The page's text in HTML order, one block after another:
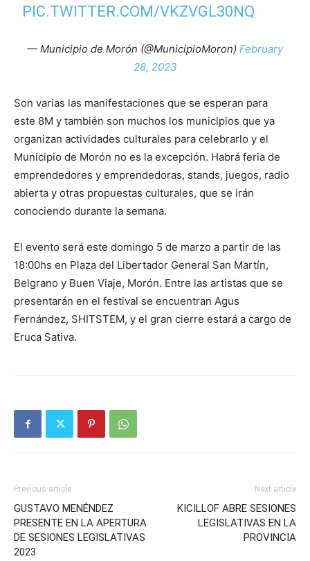
PIC.TWITTER.COM/VKZVGL30NQ
— Municipio de Morón (@MunicipioMoron) February
28, 2023
Son varias las manifestaciones que se esperan para
este 8M y también son muchos los municipios que ya
organizan actividades culturales para celebrarlo y el
Municipio de Morón no es la excepción. Habrá feria de
emprendedores y emprendedoras, stands, juegos, radio
abierta y otras propuestas culturales, que se irán
conociendo durante la semana.
El evento será este domingo 5 de marzo a partir de las
18:00hs en Plaza del Libertador General San Martín,
Belgrano y Buen Viaje, Morón. Entre las artistas que se
presentarán en el festival se encuentran Agus
Fernández, SHITSTEM, y el gran cierre estará a cargo de
Eruca Sativa.
Previous article
GUSTAVO MENÉNDEZ
PRESENTE EN LA APERTURA
DE SESIONES LEGISLATIVAS
2023
Next article
KICILLOF ABRE SESIONES
LEGISLATIVAS EN LA
PROVINCIA